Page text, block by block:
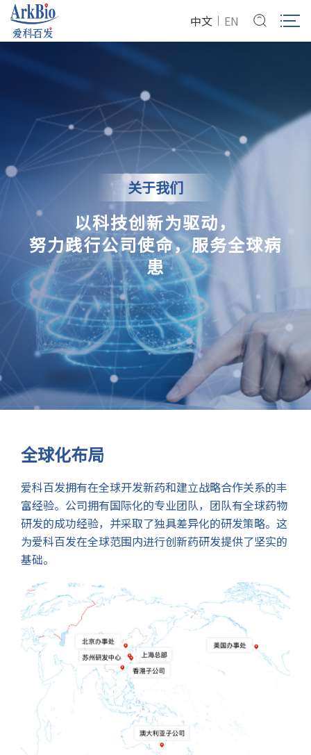
中文 EN
关于我们
以科技创新为驱动，
努力践行公司使命，服务全球病
患
全球化布局
爱科百发拥有在全球开发新药和建立战略合作关系的丰
富经验。公司拥有国际化的专业团队，团队有全球药物
研发的成功经验，并采取了独具差异化的研发策略。这
为爱科百发在全球范围内进行创新药研发提供了坚实的
基础。